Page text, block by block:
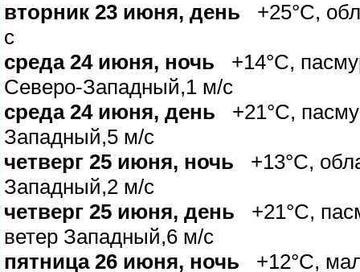
торник 23 июня, день +25°C,
с
среда 24 июня, ночь +14°C,
Северо-Западный,1 м/с
среда 24 июня, день +21°C,
Западный,5 м/с
четверг 25 июня, ночь +13°C,
Западный,2 м/с
четверг 25 июня, день +21°C,
етер Западный,6 м/с
пятница 26 июня, ночь +12°C,